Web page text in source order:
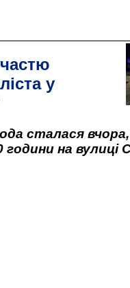
у
сталася вчора,
години на вулиці